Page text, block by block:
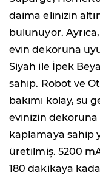
daima elinizin
bulunuyor.
evin dekoruna
Siyah ile İpek
sahip. Robot ve
bakımı kolay, su
evinizin dekoruna
kaplamaya sahip
üretilmiş. 5200
180 dakikaya